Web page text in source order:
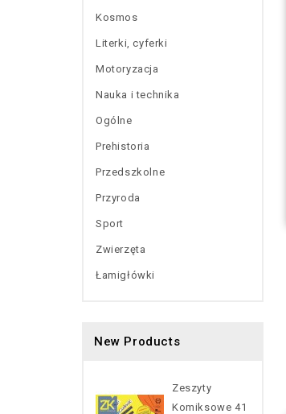
Kosmos
Literki, cyferki
Motoryzacja
Nauka i technika
Ogólne
Prehistoria
Przedszkolne
Przyroda
Sport
Zwierzęta
Łamigłówki
New Products
Zeszyty
Komiksowe 41